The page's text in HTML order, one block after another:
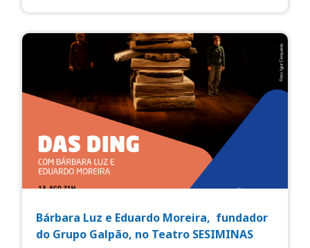
Bárbara Luz e Eduardo Moreira, fundador
do Grupo Galpão, no Teatro SESIMINAS